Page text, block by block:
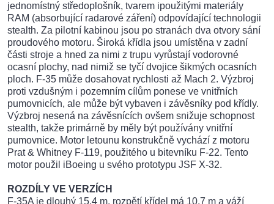
jednomístný středoplošník, tvarem ipoužitými materiály
RAM (absorbující radarové záření) odpovídající technologii
stealth. Za pilotní kabinou jsou po stranách dva otvory sání
proudového motoru. Široká křídla jsou umístěna v zadní
části stroje a hned za nimi z trupu vyrůstají vodorovné
ocasní plochy, nad nimiž se tyčí dvojice šikmých ocasních
ploch. F-35 může dosahovat rychlosti až Mach 2. Výzbroj
proti vzdušným i pozemním cílům ponese ve vnitřních
pumovnicích, ale může být vybaven i závěsníky pod křídly.
Výzbroj nesená na závěsnících ovšem snižuje schopnost
stealth, takže primárně by měly být používány vnitřní
pumovnice. Motor letounu konstrukčně vychází z motoru
Prat & Whitney F-119, použitého u bitevníku F-22. Tento
motor použil iBoeing u svého prototypu JSF X-32.
ROZDÍLY VE VERZÍCH
F-35A je dlouhý 15,4 m, rozpětí křídel má 10,7 m a váží